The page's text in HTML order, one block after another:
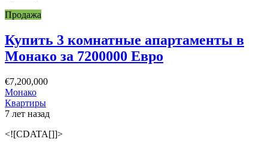
Продажа
Купить 3 комнатные апартаменты в
Монако за 7200000 Евро
€7,200,000
Монако
Квартиры
7 лет назад
<![CDATA[]]>